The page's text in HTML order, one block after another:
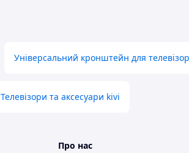
Універсальний кронштейн для
Телевізори та аксесуари kivi
Про нас